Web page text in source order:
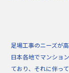
足場工事のニーズが
日本各地でマンショ
ており、それに伴っ